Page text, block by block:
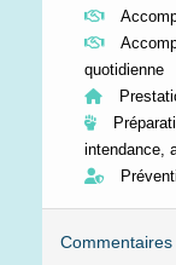
quotidienne
intendance,
Commentaires